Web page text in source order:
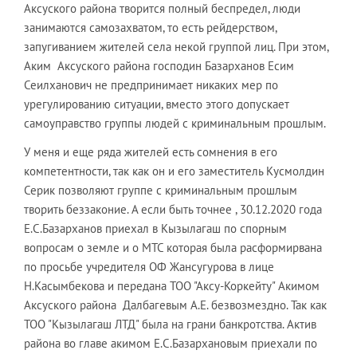
Аксуского района творится полный беспредел, люди
занимаются самозахватом, то есть рейдерством,
запугиванием жителей села некой группой лиц. При этом,
Аким Аксуского района господин Базарханов Есим
Сеилханович не предпринимает никаких мер по
урегулированию ситуации, вместо этого допускает
самоуправство группы людей с криминальным прошлым.
У меня и еще ряда жителей есть сомнения в его
компетентности, так как он и его заместитель Кусмолдин
Серик позволяют группе с криминальным прошлым
творить беззаконие. А если быть точнее , 30.12.2020 года
Е.С.Базарханов приехал в Кызылагаш по спорным
вопросам о земле и о МТС которая была расформирвана
по просьбе учредителя ОФ Жансугурова в лице
Н.Касымбекова и передана ТОО "Аксу-Коркейту" Акимом
Аксуского района Далбагевым А.Е. безвозмездно. Так как
ТОО "Кызылагаш ЛТД" была на грани банкротства. Актив
района во главе акимом Е.С.Базархановым приехали по